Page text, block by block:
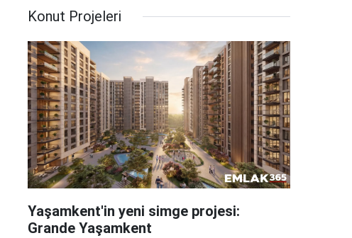
Konut Projeleri
Yaşamkent'in yeni simge projesi:
Grande Yaşamkent